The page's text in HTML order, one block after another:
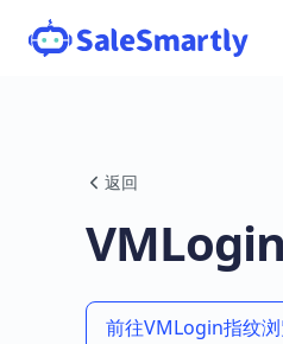
返回
前往VMLogin指纹